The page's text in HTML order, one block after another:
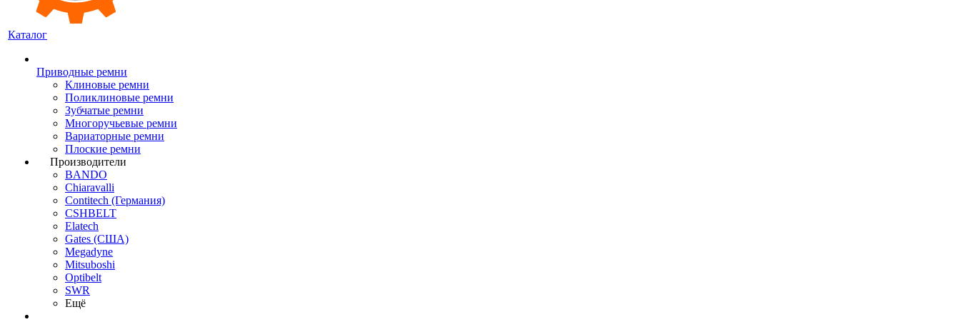
Каталог
Приводные ремни
Клиновые ремни
Поликлиновые ремни
Зубчатые ремни
Многоручьевые ремни
Вариаторные ремни
Плоские ремни
Производители
BANDO
Chiaravalli
Contitech (Германия)
CSHBELT
Elatech
Gates (США)
Megadyne
Mitsuboshi
Optibelt
SWR
Ещё